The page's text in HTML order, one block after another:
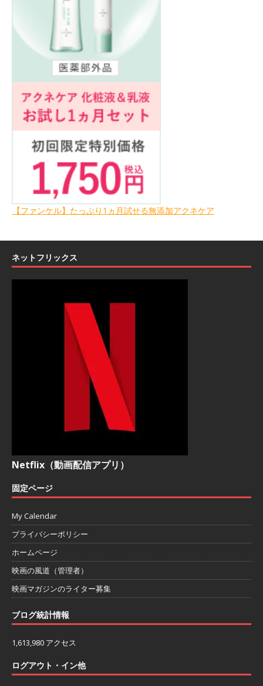
【ファンケル】たっぷり1ヵ月試せる無添加アクネケア
ネットフリックス
Netflix（動画配信アプリ）
固定ページ
My Calendar
プライバシーポリシー
ホームページ
映画の風道（管理者）
映画マガジンのライター募集
ブログ統計情報
1,613,980 アクセス
ログアウト・イン他